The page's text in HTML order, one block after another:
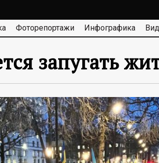
Фоторепортажи Инфографика
запугать